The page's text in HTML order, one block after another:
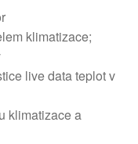
klimatizace;
live data teplot v
klimatizace a